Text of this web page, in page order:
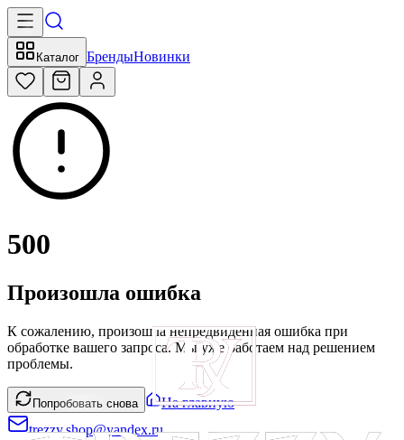
Каталог БрендыНовинки
500
Произошла ошибка
К сожалению, произошла непредвиденная ошибка при
обработке вашего запроса. Мы уже работаем над решением
проблемы.
Попробовать снова
На главную
trezzy.shop@yandex.ru